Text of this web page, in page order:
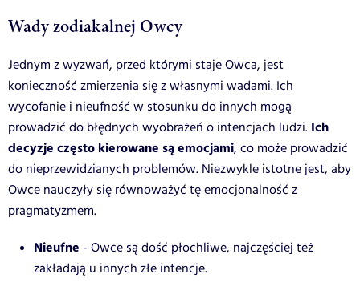
Wady zodiakalnej Owcy
Jednym z wyzwań, przed którymi staje Owca, jest
konieczność zmierzenia się z własnymi wadami. Ich
wycofanie i nieufność w stosunku do innych mogą
prowadzić do błędnych wyobrażeń o intencjach ludzi. Ich
decyzje często kierowane są emocjami, co może prowadzić
do nieprzewidzianych problemów. Niezwykle istotne jest, aby
Owce nauczyły się równoważyć tę emocjonalność z
pragmatyzmem.
Nieufne - Owce są dość płochliwe, najczęściej też
zakładają u innych złe intencje.